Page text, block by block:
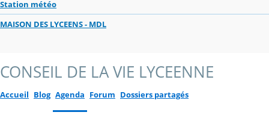
Station météo
MAISON DES LYCEENS - MDL
CONSEIL DE LA VIE LYCEENNE
Accueil Blog Agenda Forum Dossiers partagés